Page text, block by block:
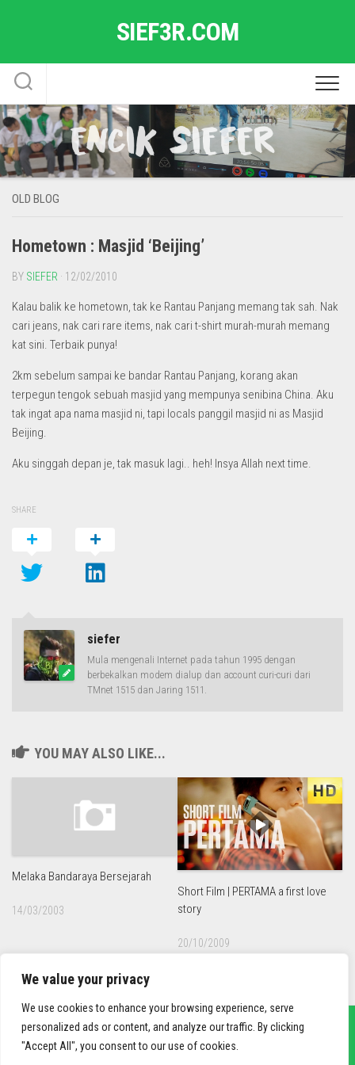
We value your privacy
We use cookies to enhance your browsing experience, serve
personalized ads or content, and analyze our traffic. By clicking
"Accept All", you consent to our use of cookies.
SIEF3R.COM
OLD BLOG
Hometown : Masjid ‘Beijing’
BY SIEFER · 12/02/2010
Kalau balik ke hometown, tak ke Rantau Panjang memang tak sah. Nak
cari jeans, nak cari rare items, nak cari t-shirt murah-murah memang
kat sini. Terbaik punya!
2km sebelum sampai ke bandar Rantau Panjang, korang akan
terpegun tengok sebuah masjid yang mempunya senibina China. Aku
tak ingat apa nama masjid ni, tapi locals panggil masjid ni as Masjid
Beijing.
Aku singgah depan je, tak masuk lagi.. heh! Insya Allah next time.
SHARE
siefer
Mula mengenali Internet pada tahun 1995 dengan
berbekalkan modem dialup dan account curi-curi dari
TMnet 1515 dan Jaring 1511.
YOU MAY ALSO LIKE...
Melaka Bandaraya Bersejarah
14/03/2003
Short Film | PERTAMA a first love
story
20/10/2009
sief3r.com